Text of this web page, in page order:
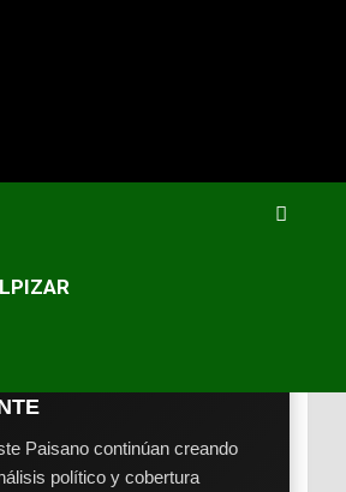
Paisano continúan creando
político y cobertura